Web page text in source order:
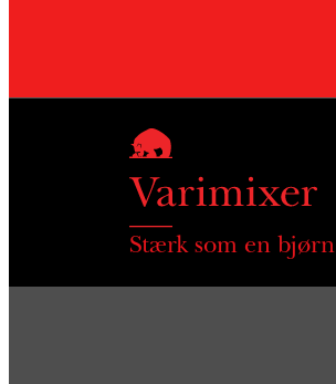
Stærk som en bjørn